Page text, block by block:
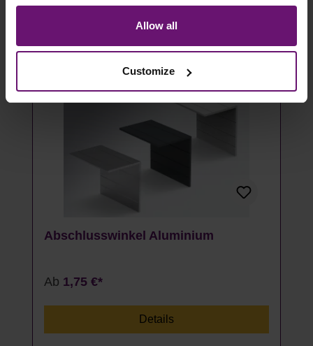
store to our partner, shopware AG (Ebbinghoff 10, 48624
Schöppingen, Germany), which cannot assign this data
to you personally, but may process it for its own
Allow all
Customize
Abschlusswinkel Aluminium
Ab 1,75 €*
Details